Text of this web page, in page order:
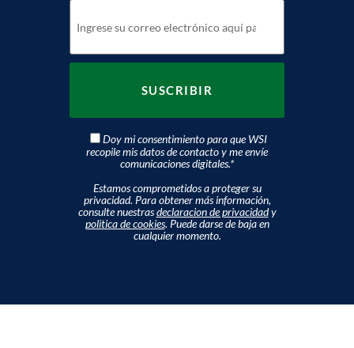
Doy mi consentimiento para que WSI
recopile mis datos de contacto y me envíe
comunicaciones digitales.*
Estamos comprometidos a proteger su
privacidad. Para obtener más información,
consulte nuestrasdeclaracion de privacidady
politica de cookies. Puede darse de baja en
cualquier momento.